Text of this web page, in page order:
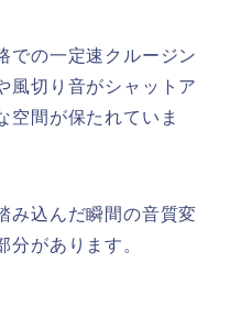
での一定速クルージン
風切り音がシャットア
空間が保たれていま
み込んだ瞬間の音質変
分があります。